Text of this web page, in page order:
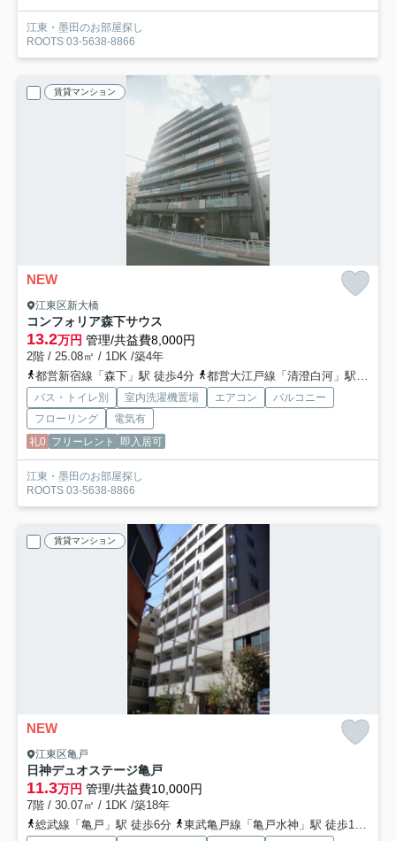
江東・墨田のお部屋探し
ROOTS 03-5638-8866
賃貸マンション
NEW
江東区新大橋
コンフォリア森下サウス
13.2万円 管理/共益費8,000円
2階 / 25.08㎡ / 1DK /築4年
都営新宿線「森下」駅 徒歩4分
都営大江戸線「清澄白河」駅 徒歩8分
バス・トイレ別 室内洗濯機置場 エアコン
バルコニー
フローリング
電気有
礼0 フリーレント 即入居可
江東・墨田のお部屋探し
ROOTS 03-5638-8866
賃貸マンション
NEW
江東区亀戸
日神デュオステージ亀戸
11.3万円 管理/共益費10,000円
7階 / 30.07㎡ / 1DK /築18年
総武線「亀戸」駅 徒歩6分
東武亀戸線「亀戸水神」駅 徒歩11分